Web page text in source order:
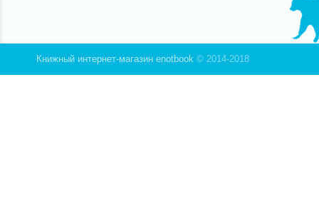
Книжный интернет-магазин enotbook © 2014-2018